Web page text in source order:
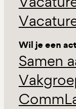
Wil je een
Samen